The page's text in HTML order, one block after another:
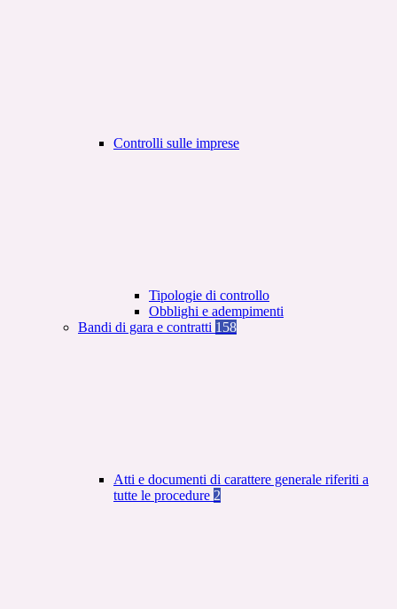
Controlli sulle imprese
Tipologie di controllo
Obblighi e adempimenti
Bandi di gara e contratti 158
Atti e documenti di carattere generale riferiti a
tutte le procedure 2